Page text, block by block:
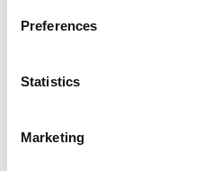
Preferences
Statistics
Marketing
de